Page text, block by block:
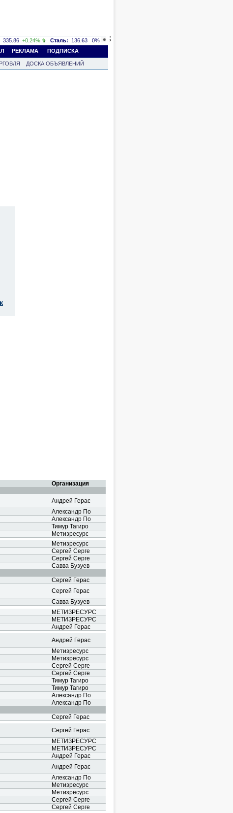
335.86 +0.24% Сталь: 136.63
0%
РЕКЛАМА ПОДПИСКА
ДОСКА ОБЪЯВЛЕНИЙ
;
Организация
Андрей Герас
Александр По
Александр По
Тимур Тагиро
Метизресурс
Метизресурс
Сергей Серге
Сергей Серге
Савва Бузуев
Сергей Герас
Сергей Герас
Савва Бузуев
МЕТИЗРЕСУРС
МЕТИЗРЕСУРС
Андрей Герас
Андрей Герас
Метизресурс
Метизресурс
Сергей Серге
Сергей Серге
Тимур Тагиро
Тимур Тагиро
Александр По
Александр По
Сергей Герас
Сергей Герас
МЕТИЗРЕСУРС
МЕТИЗРЕСУРС
Андрей Герас
Андрей Герас
Александр По
Метизресурс
Метизресурс
Сергей Серге
Сергей Серге